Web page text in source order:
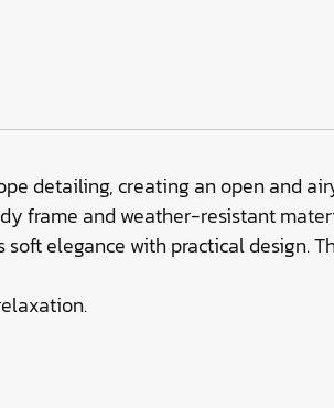
detailing, creating an open and
frame and weather-resistant
elegance with practical design.